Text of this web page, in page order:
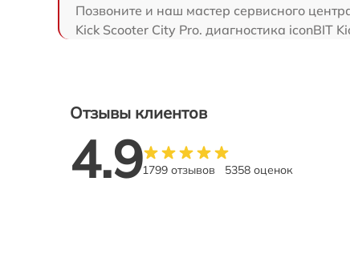
Позвоните и наш мастер сервисного
Kick Scooter City Pro. диагностика iconBIT
Отзывы клиентов
4.91799 отзывов 5358 оценок